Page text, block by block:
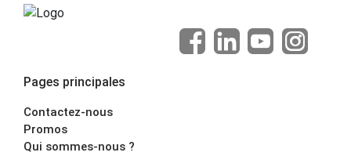
Pages principales
Contactez-nous
Promos
Qui sommes-nous ?